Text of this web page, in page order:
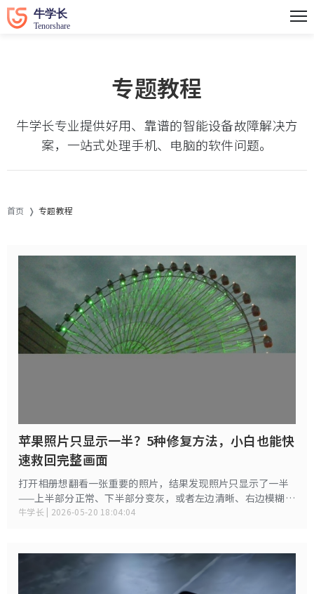
专题教程
牛学长专业提供好用、靠谱的智能设备故障解决方
案，一站式处理手机、电脑的软件问题。
首页 专题教程
苹果照片只显示一半？5种修复方法，小白也能快
速救回完整画面
打开相册想翻看一张重要的照片，结果发现照片只显示了一半
——上半部分正常、下半部分变灰，或者左边清晰、右边模糊，
甚至直接是一半空白。这种情况确实让人恼火，但先别急着把
牛学长 | 2026-05-20 18:04:04